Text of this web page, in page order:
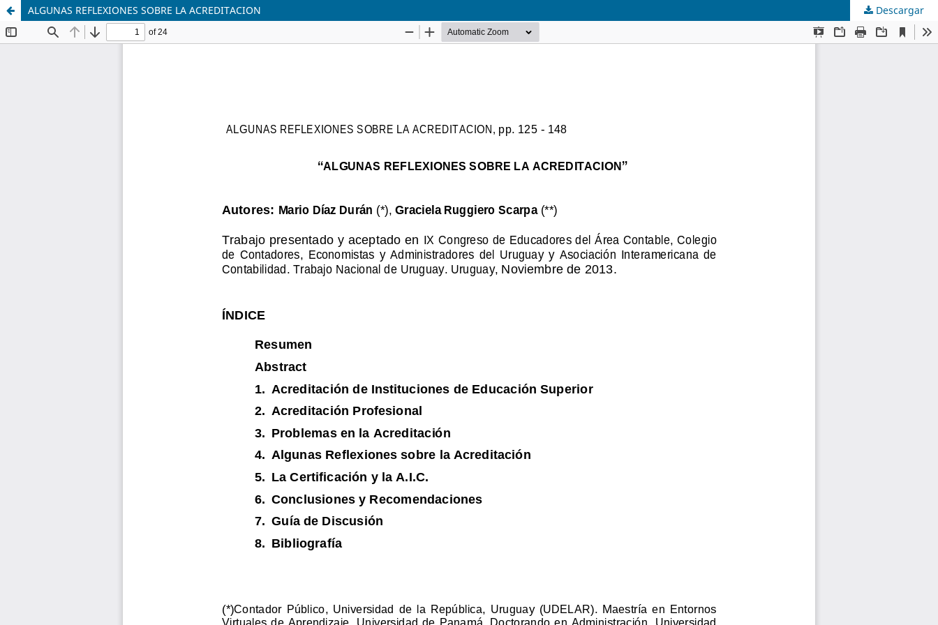
ALGUNAS REFLEXIONES SOBRE LA ACREDITACION Descargar